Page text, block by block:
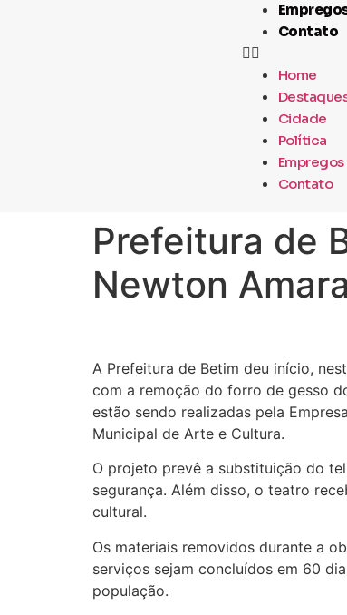
Contato
Home
Cidade
Política
Empregos
Contato
Prefeitura de
Newton
A Prefeitura de Betim deu início,
com a remoção do forro de gesso
estão sendo realizadas pela
Municipal de Arte e Cultura.
O projeto prevê a substituição do
segurança. Além disso, o teatro
cultural.
Os materiais removidos durante a
serviços sejam concluídos em 60
população.